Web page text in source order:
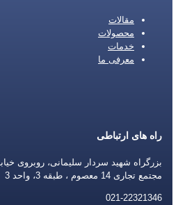
مقالات
محصولات
خدمات
معرفی ما
راه های ارتباطی
بزرگراه شهید سردار سلیمانی، روبروی
مجتمع تجاری 14 معصوم ، طبقه 3، واحد 3
021-22321346